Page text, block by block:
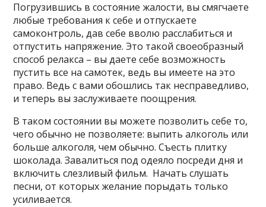
Погрузившись в состояние жалости, вы смягчаете
любые требования к себе и отпускаете
самоконтроль, дав себе вволю расслабиться и
отпустить напряжение. Это такой своеобразный
способ релакса – вы даете себе возможность
пустить все на самотек, ведь вы имеете на это
право. Ведь с вами обошлись так несправедливо,
и теперь вы заслуживаете поощрения.
В таком состоянии вы можете позволить себе то,
чего обычно не позволяете: выпить алкоголь или
больше алкоголя, чем обычно. Съесть плитку
шоколада. Завалиться под одеяло посреди дня и
включить слезливый фильм. Начать слушать
песни, от которых желание порыдать только
усиливается.